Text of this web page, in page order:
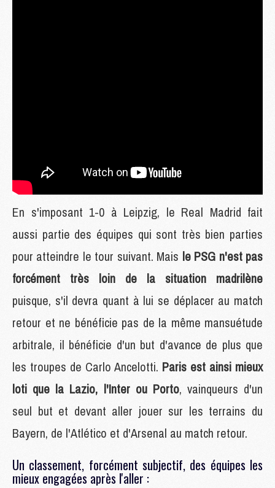
En s'imposant 1-0 à Leipzig, le Real Madrid fait
aussi partie des équipes qui sont très bien parties
pour atteindre le tour suivant. Mais le PSG n'est pas
forcément très loin de la situation madrilène
puisque, s'il devra quant à lui se déplacer au match
retour et ne bénéficie pas de la même mansuétude
arbitrale, il bénéficie d'un but d'avance de plus que
les troupes de Carlo Ancelotti. Paris est ainsi mieux
loti que la Lazio, l'Inter ou Porto, vainqueurs d'un
seul but et devant aller jouer sur les terrains du
Bayern, de l'Atlético et d'Arsenal au match retour.
Un classement, forcément subjectif, des équipes les
mieux engagées après l'aller :